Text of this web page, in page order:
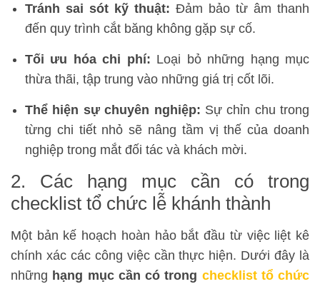
Tránh sai sót kỹ thuật: Đảm bảo từ âm thanh
đến quy trình cắt băng không gặp sự cố.
Tối ưu hóa chi phí: Loại bỏ những hạng mục
thừa thãi, tập trung vào những giá trị cốt lõi.
Thể hiện sự chuyên nghiệp: Sự chỉn chu trong
từng chi tiết nhỏ sẽ nâng tầm vị thế của doanh
nghiệp trong mắt đối tác và khách mời.
2. Các hạng mục cần có trong
checklist tổ chức lễ khánh thành
Một bản kế hoạch hoàn hảo bắt đầu từ việc liệt kê
chính xác các công việc cần thực hiện. Dưới đây là
những hạng mục cần có trong checklist tổ chức